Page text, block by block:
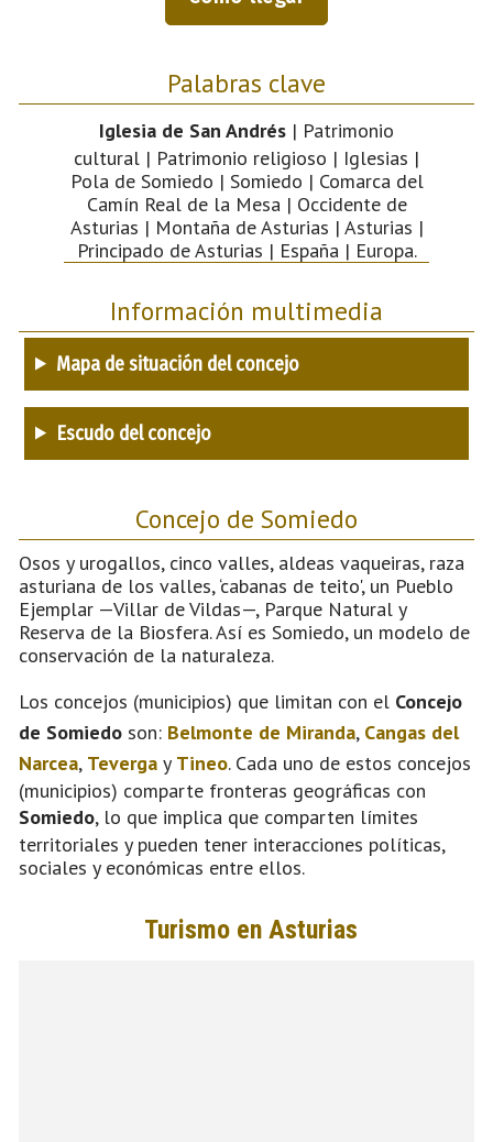
Palabras clave
Iglesia de San Andrés | Patrimonio
cultural | Patrimonio religioso | Iglesias |
Pola de Somiedo | Somiedo | Comarca del
Camín Real de la Mesa | Occidente de
Asturias | Montaña de Asturias | Asturias |
Principado de Asturias | España | Europa.
Información multimedia
Mapa de situación del concejo
Escudo del concejo
Concejo de Somiedo
Osos y urogallos, cinco valles, aldeas vaqueiras, raza
asturiana de los valles, ‘cabanas de teito', un Pueblo
Ejemplar —Villar de Vildas—, Parque Natural y
Reserva de la Biosfera. Así es Somiedo, un modelo de
conservación de la naturaleza.
Los concejos (municipios) que limitan con el Concejo
de Somiedo son: Belmonte de Miranda, Cangas del
Narcea, Teverga y Tineo. Cada uno de estos concejos
(municipios) comparte fronteras geográficas con
Somiedo, lo que implica que comparten límites
territoriales y pueden tener interacciones políticas,
sociales y económicas entre ellos.